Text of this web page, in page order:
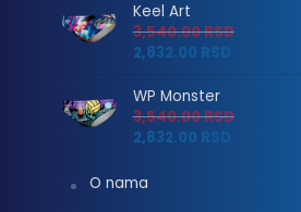
Keel Art
3,540.00RSD
2,832.00 RSD
WP Monster
3,540.00RSD
2,832.00 RSD
O nama